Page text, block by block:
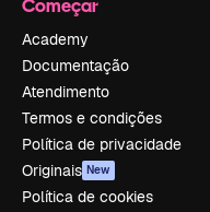
Começar
Academy
Documentação
Atendimento
Termos e condições
Política de privacidade
Originais New
Política de cookies